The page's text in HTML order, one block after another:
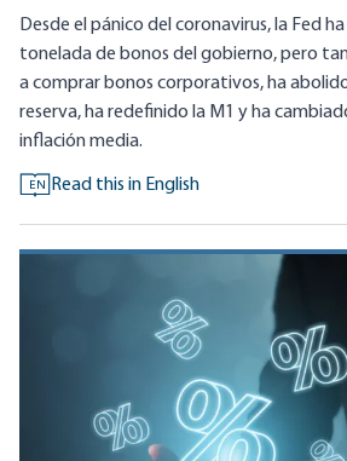
Desde el pánico del coronavirus, la Fed
tonelada de bonos del gobierno, pero
a comprar bonos corporativos, ha
reserva, ha redefinido la M1 y ha
inflación media.
EN Read this in English